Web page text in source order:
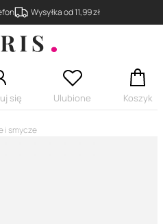
Wysyłka od 11,99 zł
się Ulubione Koszyk
i smycze